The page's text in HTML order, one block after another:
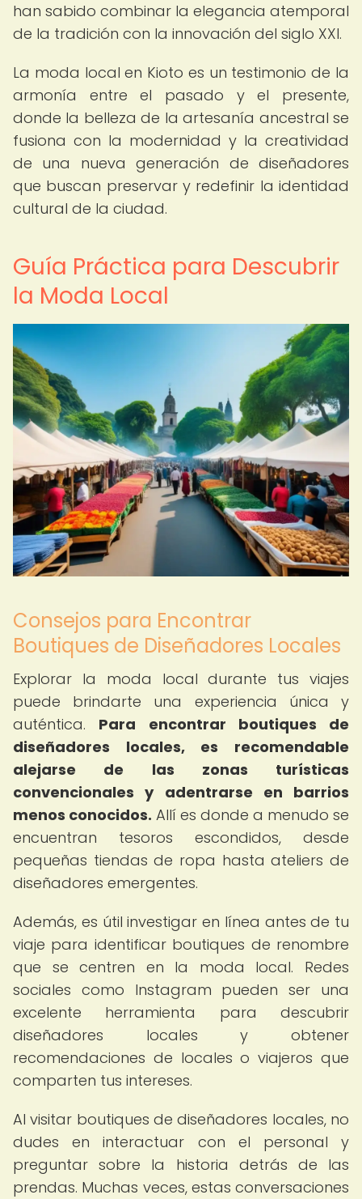
han sabido combinar la elegancia atemporal
de la tradición con la innovación del siglo XXI.
La moda local en Kioto es un testimonio de la
armonía entre el pasado y el presente,
donde la belleza de la artesanía ancestral se
fusiona con la modernidad y la creatividad
de una nueva generación de diseñadores
que buscan preservar y redefinir la identidad
cultural de la ciudad.
Guía Práctica para Descubrir
la Moda Local
Consejos para Encontrar
Boutiques de Diseñadores Locales
Explorar la moda local durante tus viajes
puede brindarte una experiencia única y
auténtica. Para encontrar boutiques de
diseñadores locales, es recomendable
alejarse de las zonas turísticas
convencionales y adentrarse en barrios
menos conocidos. Allí es donde a menudo se
encuentran tesoros escondidos, desde
pequeñas tiendas de ropa hasta ateliers de
diseñadores emergentes.
Además, es útil investigar en línea antes de tu
viaje para identificar boutiques de renombre
que se centren en la moda local. Redes
sociales como Instagram pueden ser una
excelente herramienta para descubrir
diseñadores locales y obtener
recomendaciones de locales o viajeros que
comparten tus intereses.
Al visitar boutiques de diseñadores locales, no
dudes en interactuar con el personal y
preguntar sobre la historia detrás de las
prendas. Muchas veces, estas conversaciones